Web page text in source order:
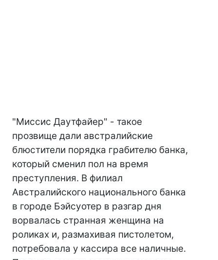
"Миссис Даутфайер" - такое
прозвище дали австралийские
блюстители порядка грабителю банка,
который сменил пол на время
преступления. В филиал
Австралийского национального банка
в городе Бэйсуотер в разгар дня
ворвалась странная женщина на
роликах и, размахивая пистолетом,
потребовала у кассира все наличные.